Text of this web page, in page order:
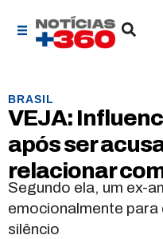
BRASIL
VEJA:
após ser
relacionar
Segundo ela, um ex-
emocionalmente para
silêncio